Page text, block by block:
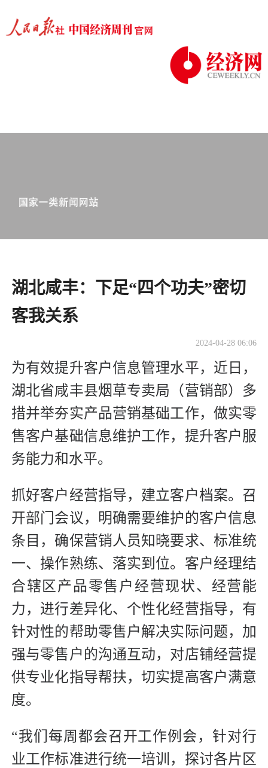
湖北咸丰：下足“四个功夫”密切
客我关系
2024-04-28 06:06
为有效提升客户信息管理水平，近日，
湖北省咸丰县烟草专卖局（营销部）多
措并举夯实产品营销基础工作，做实零
售客户基础信息维护工作，提升客户服
务能力和水平。
抓好客户经营指导，建立客户档案。召
开部门会议，明确需要维护的客户信息
条目，确保营销人员知晓要求、标准统
一、操作熟练、落实到位。客户经理结
合辖区产品零售户经营现状、经营能
力，进行差异化、个性化经营指导，有
针对性的帮助零售户解决实际问题，加
强与零售户的沟通互动，对店铺经营提
供专业化指导帮扶，切实提高客户满意
度。
“我们每周都会召开工作例会，针对行
业工作标准进行统一培训，探讨各片区